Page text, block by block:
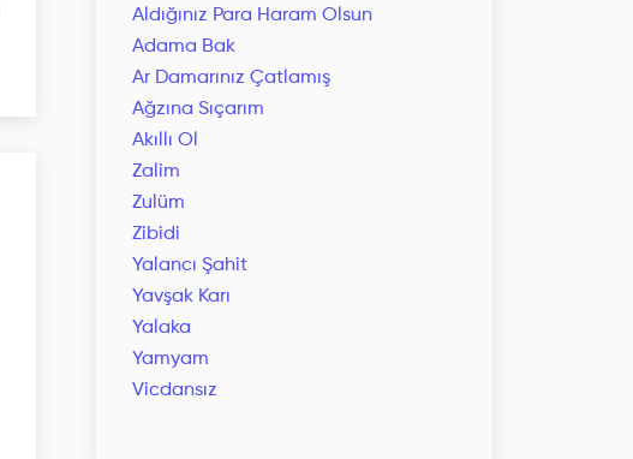
Aldığınız Para Haram Olsun
Adama Bak
Ar Damarınız Çatlamış
Ağzına Sıçarım
Akıllı Ol
Zalim
Zulüm
Zibidi
Yalancı Şahit
Yavşak Karı
Yalaka
Yamyam
Vicdansız